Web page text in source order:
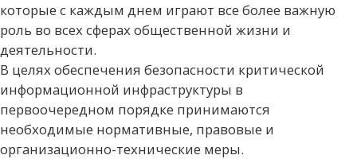
которые с каждым днем играют все более важную
роль во всех сферах общественной жизни и
деятельности.
В целях обеспечения безопасности критической
информационной инфраструктуры в
первоочередном порядке принимаются
необходимые нормативные, правовые и
организационно-технические меры.